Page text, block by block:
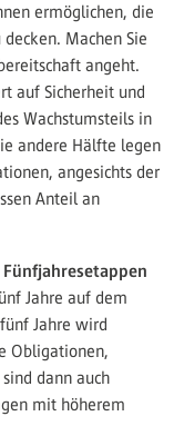
ermöglichen, die
Machen Sie
angeht.
auf Sicherheit und
Wachstumsteils in
andere Hälfte legen
angesichts der
Anteil an
Fünfjahresetappen
Jahre auf dem
Jahre wird
Obligationen,
dann auch
mit höherem